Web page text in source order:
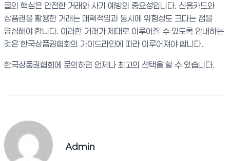
글의 핵심은 안전한 거래와 사기 예방의 중요성입니다. 신용카드와
상품권을 활용한 거래는 매력적임과 동시에 위험성도 크다는 점을
명심해야 합니다. 이러한 거래가 제대로 이루어질 수 있도록 안내하는
것은 한국상품권협회의 가이드라인에 따라 이루어져야 합니다.
한국상품권협회에 문의하면 언제나 최고의 선택을 할 수 있습니다.
Admin